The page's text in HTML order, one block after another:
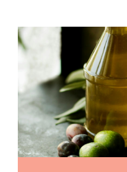
Купить чистое эфирное
Здесь мы публикуем ряд
распознать